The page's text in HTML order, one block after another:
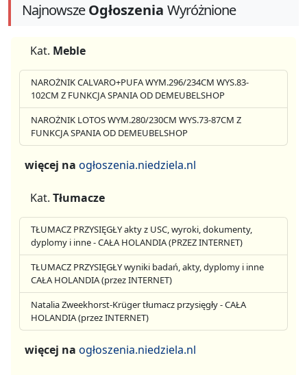
NajnowszeOgłoszenia Wyróżnione
Kat. Meble
NAROŻNIK CALVARO+PUFA WYM.296/234CM WYS.83-
102CM Z FUNKCJA SPANIA OD DEMEUBELSHOP
NAROŻNIK LOTOS WYM.280/230CM WYS.73-87CM Z
FUNKCJA SPANIA OD DEMEUBELSHOP
więcej na ogłoszenia.niedziela.nl
Kat. Tłumacze
TŁUMACZ PRZYSIĘGŁY akty z USC, wyroki, dokumenty,
dyplomy i inne - CAŁA HOLANDIA (PRZEZ INTERNET)
TŁUMACZ PRZYSIĘGŁY wyniki badań, akty, dyplomy i inne
CAŁA HOLANDIA (przez INTERNET)
Natalia Zweekhorst-Krüger tłumacz przysięgły - CAŁA
HOLANDIA (przez INTERNET)
więcej na ogłoszenia.niedziela.nl